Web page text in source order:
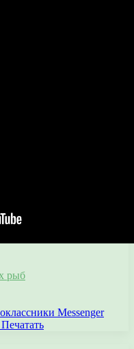
рыб
Messenger
Печатать